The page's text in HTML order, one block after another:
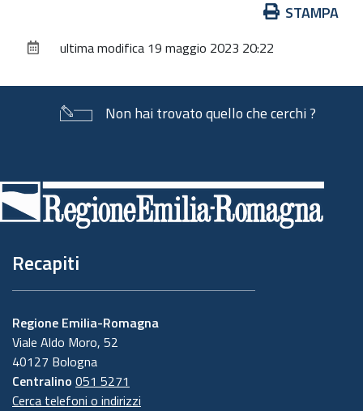
documento
STAMPA
ultima modifica 19 maggio 2023 20:22
Non hai trovato quello che cerchi ?
di
pagina
Recapiti
Regione Emilia-Romagna
Viale Aldo Moro, 52
40127 Bologna
Centralino 051 5271
Cerca telefoni o indirizzi